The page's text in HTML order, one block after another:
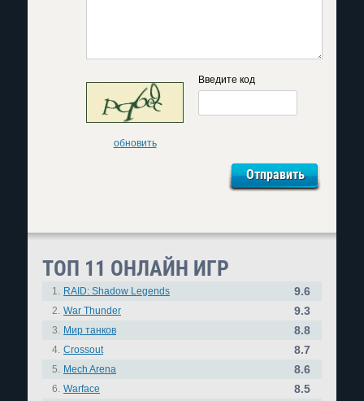
обновить
Введите код
ТОП 11 ОНЛАЙН ИГР
1. RAID: Shadow Legends 9.6
2. War Thunder 9.3
3. Мир танков 8.8
4. Crossout 8.7
5. Mech Arena 8.6
6. Warface 8.5